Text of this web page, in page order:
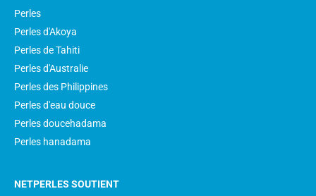
Perles
Perles d'Akoya
Perles de Tahiti
Perles d'Australie
Perles des Philippines
Perles d'eau douce
Perles doucehadama
Perles hanadama
NETPERLES SOUTIENT